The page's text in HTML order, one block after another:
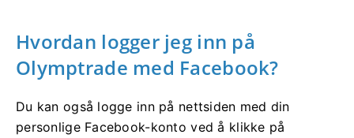
Hvordan logger jeg inn på
Olymptrade med Facebook?
Du kan også logge inn på nettsiden med din
personlige Facebook-konto ved å klikke på